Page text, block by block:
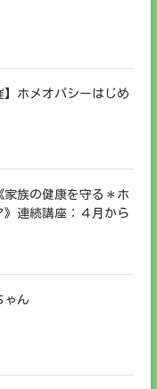
】ホメオパシーはじめ
家族の健康を守る＊ホ
》連続講座：４月から
ゃん